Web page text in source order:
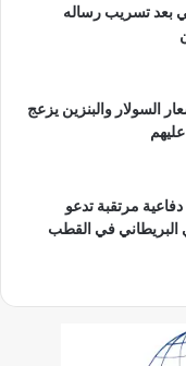
بعد تسريب رساله
السولار والبنزين يزعج
مرتقبة تدعو
البريطاني في القطب